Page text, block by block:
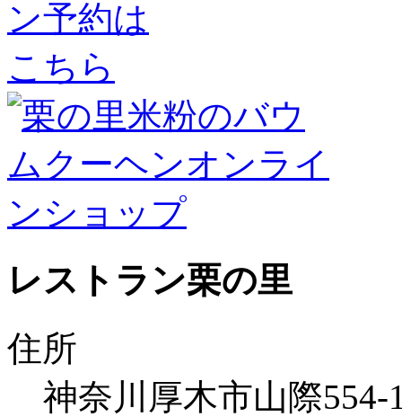
レストラン栗の里
住所
神奈川厚木市山際